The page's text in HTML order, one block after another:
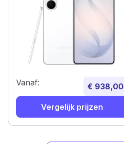
Vanaf: € 938,00
Vergelijk prijzen